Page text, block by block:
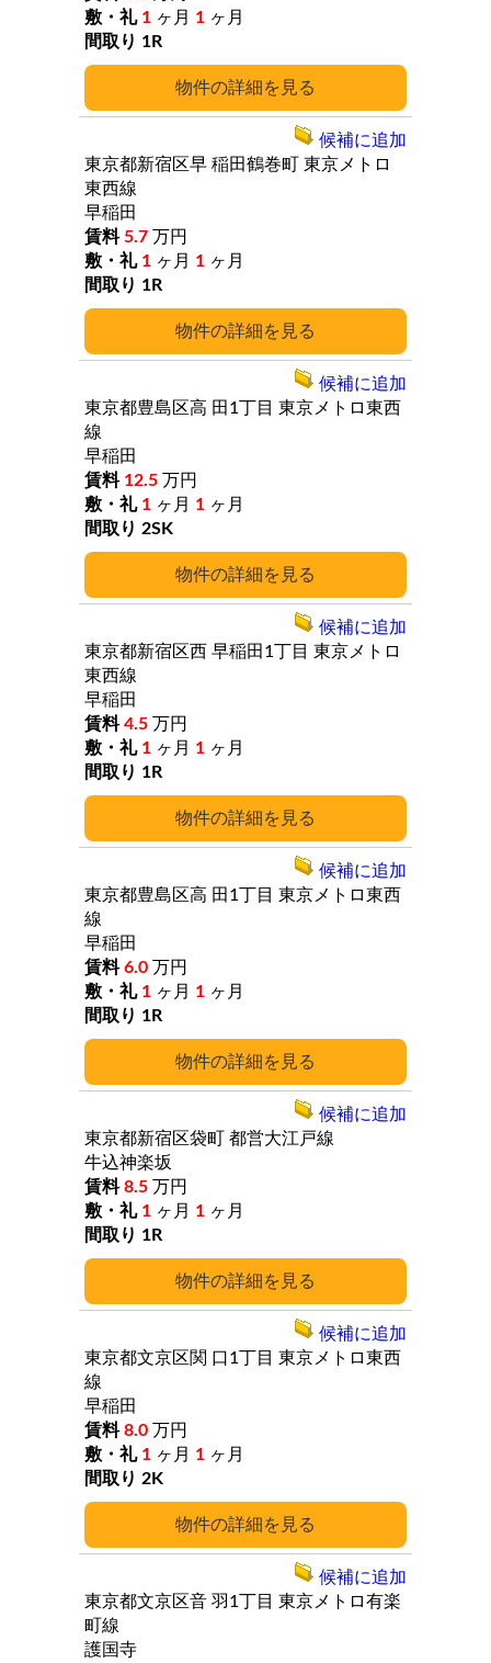
詳細
1 ヶ月 1 ヶ月
1R
詳細
東京都新宿区早 稲田鶴巻町 東京メトロ
東西線
早稲田
5.7 万円
1 ヶ月 1 ヶ月
1R
候補に追加
詳細
東京都豊島区高 田1丁目 東京メトロ東西
線
早稲田
12.5 万円
1 ヶ月 1 ヶ月
2SK
候補に追加
詳細
東京都新宿区西 早稲田1丁目 東京メトロ
東西線
早稲田
4.5 万円
1 ヶ月 1 ヶ月
1R
候補に追加
詳細
東京都豊島区高 田1丁目 東京メトロ東西
線
早稲田
6.0 万円
1 ヶ月 1 ヶ月
1R
候補に追加
詳細
東京都新宿区袋町 都営大江戸線
牛込神楽坂
8.5 万円
1 ヶ月 1 ヶ月
1R
候補に追加
詳細
東京都文京区関 口1丁目 東京メトロ東西
線
早稲田
8.0 万円
1 ヶ月 1 ヶ月
2K
候補に追加
東京都文京区音 羽1丁目 東京メトロ有楽
町線
護国寺
候補に追加